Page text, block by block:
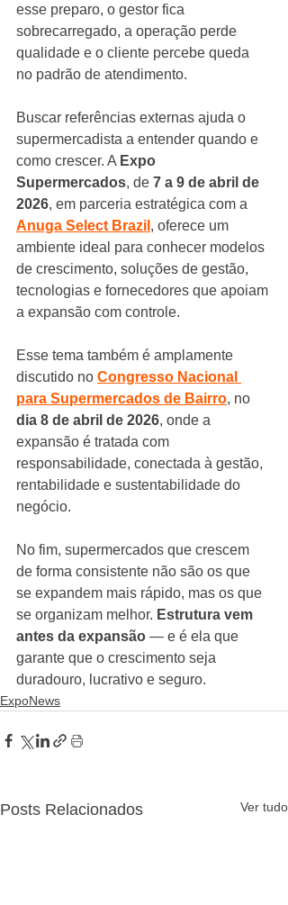
esse preparo, o gestor fica
sobrecarregado, a operação perde
qualidade e o cliente percebe queda
no padrão de atendimento.
Buscar referências externas ajuda o
supermercadista a entender quando e
como crescer. A Expo
Supermercados, de 7 a 9 de abril de
2026, em parceria estratégica com a
Anuga Select Brazil , oferece um
ambiente ideal para conhecer modelos
de crescimento, soluções de gestão,
tecnologias e fornecedores que apoiam
a expansão com controle.
Esse tema também é amplamente
discutido no Congresso Nacional
para Supermercados de Bairro, no
dia 8 de abril de 2026, onde a
expansão é tratada com
responsabilidade, conectada à gestão,
rentabilidade e sustentabilidade do
negócio.
No fim, supermercados que crescem
de forma consistente não são os que
se expandem mais rápido, mas os que
se organizam melhor. Estrutura vem
antes da expansão — e é ela que
garante que o crescimento seja
duradouro, lucrativo e seguro.
ExpoNews
Posts Relacionados Ver tudo